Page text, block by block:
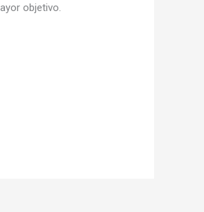
objetivo.